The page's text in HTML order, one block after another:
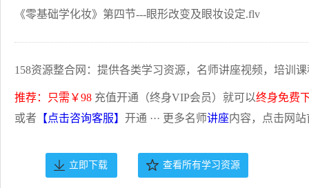
《零基础学化妆》第四节---眼形改变及眼妆设定.flv
158资源整合网：提供各类学习资源，名师讲座视频，培训
推荐：只需￥98 充值开通（终身VIP会员）就可以终身免费
或者 【点击咨询客服】 开通 ··· 更多名师讲座内容，点击网
立即下载 查看所有学习资源